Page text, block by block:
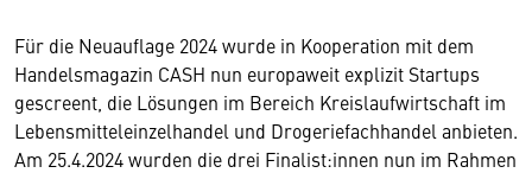
Für die Neuauflage 2024 wurde in Kooperation mit dem
Handelsmagazin CASH nun europaweit explizit Startups
gescreent, die Lösungen im Bereich Kreislaufwirtschaft im
Lebensmitteleinzelhandel und Drogeriefachhandel anbieten.
Am 25.4.2024 wurden die drei Finalist:innen nun im Rahmen